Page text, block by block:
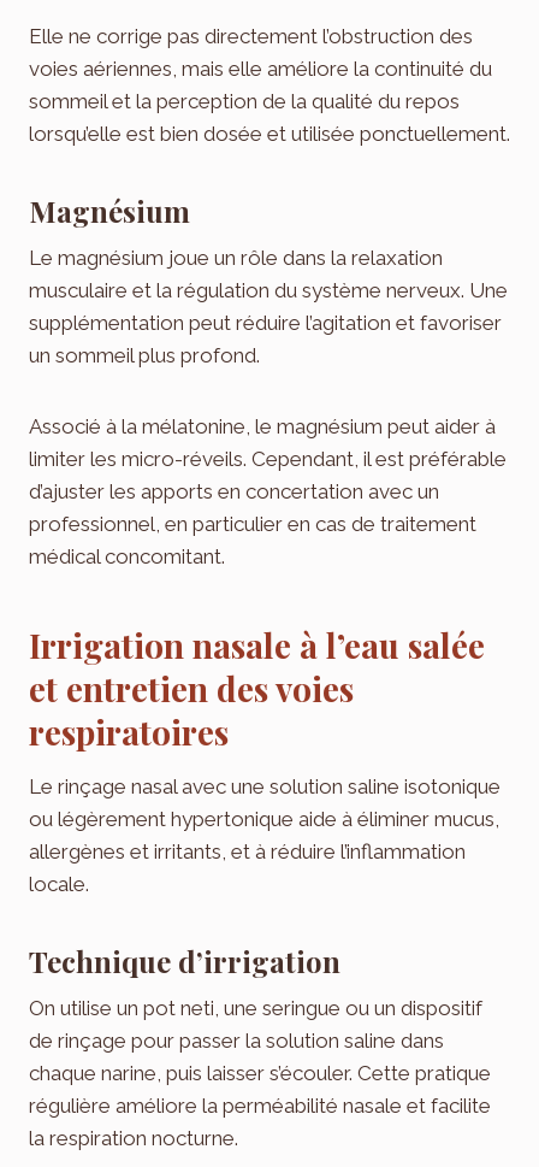
Elle ne corrige pas directement l’obstruction des
voies aériennes, mais elle améliore la continuité du
sommeil et la perception de la qualité du repos
lorsqu’elle est bien dosée et utilisée ponctuellement.
Magnésium
Le magnésium joue un rôle dans la relaxation
musculaire et la régulation du système nerveux. Une
supplémentation peut réduire l’agitation et favoriser
un sommeil plus profond.
Associé à la mélatonine, le magnésium peut aider à
limiter les micro-réveils. Cependant, il est préférable
d’ajuster les apports en concertation avec un
professionnel, en particulier en cas de traitement
médical concomitant.
Irrigation nasale à l’eau salée
et entretien des voies
respiratoires
Le rinçage nasal avec une solution saline isotonique
ou légèrement hypertonique aide à éliminer mucus,
allergènes et irritants, et à réduire l’inflammation
locale.
Technique d’irrigation
On utilise un pot neti, une seringue ou un dispositif
de rinçage pour passer la solution saline dans
chaque narine, puis laisser s’écouler. Cette pratique
régulière améliore la perméabilité nasale et facilite
la respiration nocturne.